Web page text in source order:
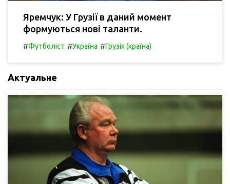
Яремчук: У Грузії в даний момент
формуються нові таланти.
#Футболіст #Україна #Грузія (країна)
Актуальне